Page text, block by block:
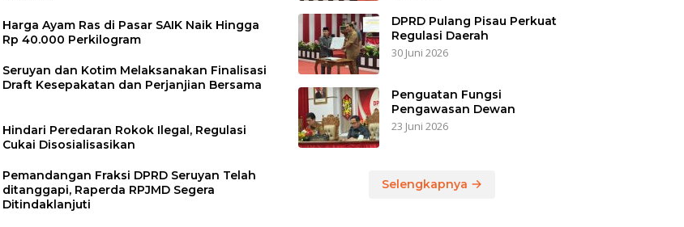
Harga Ayam Ras di Pasar SAIK Naik Hingga
Rp 40.000 Perkilogram
Seruyan dan Kotim Melaksanakan Finalisasi
Draft Kesepakatan dan Perjanjian Bersama
Hindari Peredaran Rokok Ilegal, Regulasi
Cukai Disosialisasikan
Pemandangan Fraksi DPRD Seruyan Telah
ditanggapi, Raperda RPJMD Segera
Ditindaklanjuti
DPRD Pulang Pisau Perkuat
Regulasi Daerah
30 Juni 2026
Penguatan Fungsi
Pengawasan Dewan
23 Juni 2026
Selengkapnya